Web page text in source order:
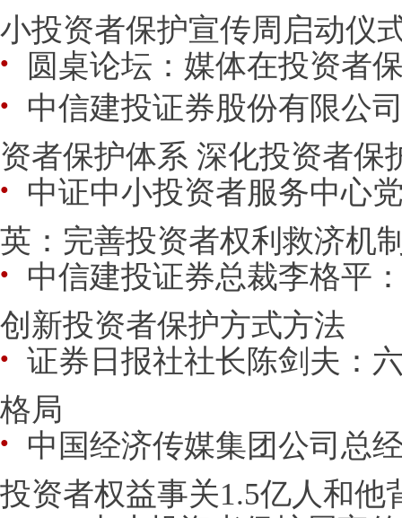
小投资者保护宣传周启动仪
● 圆桌论坛：媒体在投资者
● 中信建投证券股份有限公
资者保护体系 深化投资者保
● 中证中小投资者服务中心
英：完善投资者权利救济机
● 中信建投证券总裁李格平
创新投资者保护方式方法
● 证券日报社社长陈剑夫：
格局
● 中国经济传媒集团公司总
投资者权益事关1.5亿人和他